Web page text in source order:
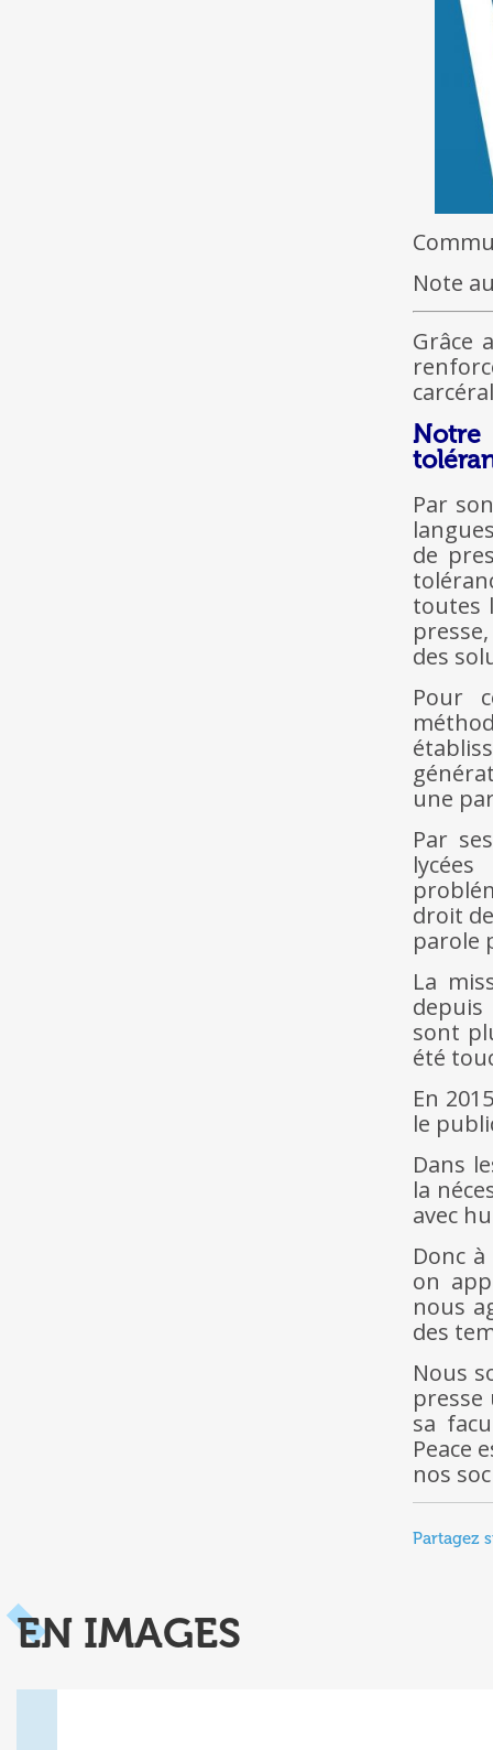
Note
Grâce
Par
de
toutes
des
Pour
une
Par
droit
parole
La
depuis
sont
été
En
le
Dans
la
avec
Donc
on
nous
des
Nous
presse
sa
Peace
nos
Partagez
EN IMAGES